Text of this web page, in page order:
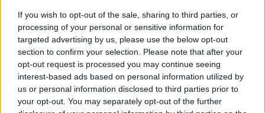
If you wish to opt-out of the sale, sharing to third parties, or
processing of your personal or sensitive information for
targeted advertising by us, please use the below opt-out
section to confirm your selection. Please note that after your
opt-out request is processed you may continue seeing
interest-based ads based on personal information utilized by
us or personal information disclosed to third parties prior to
your opt-out. You may separately opt-out of the further
στα social media για τη διαχείριση των
οικονομικών
7 ώρες πριν
Η Realnews αυτής της Κυριακής
12 ώρες πριν